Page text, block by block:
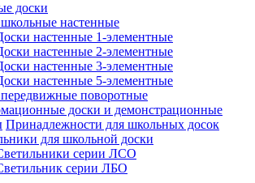
доски
настенные
настенные 1-элементные
настенные 2-элементные
настенные 3-элементные
настенные 5-элементные
поворотные
доски и демонстрационные
Принадлежности для школьных досок
для школьной доски
серии ЛСО
серии ЛБО